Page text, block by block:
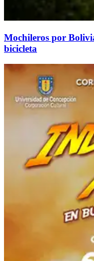
Mochileros por
bicicleta